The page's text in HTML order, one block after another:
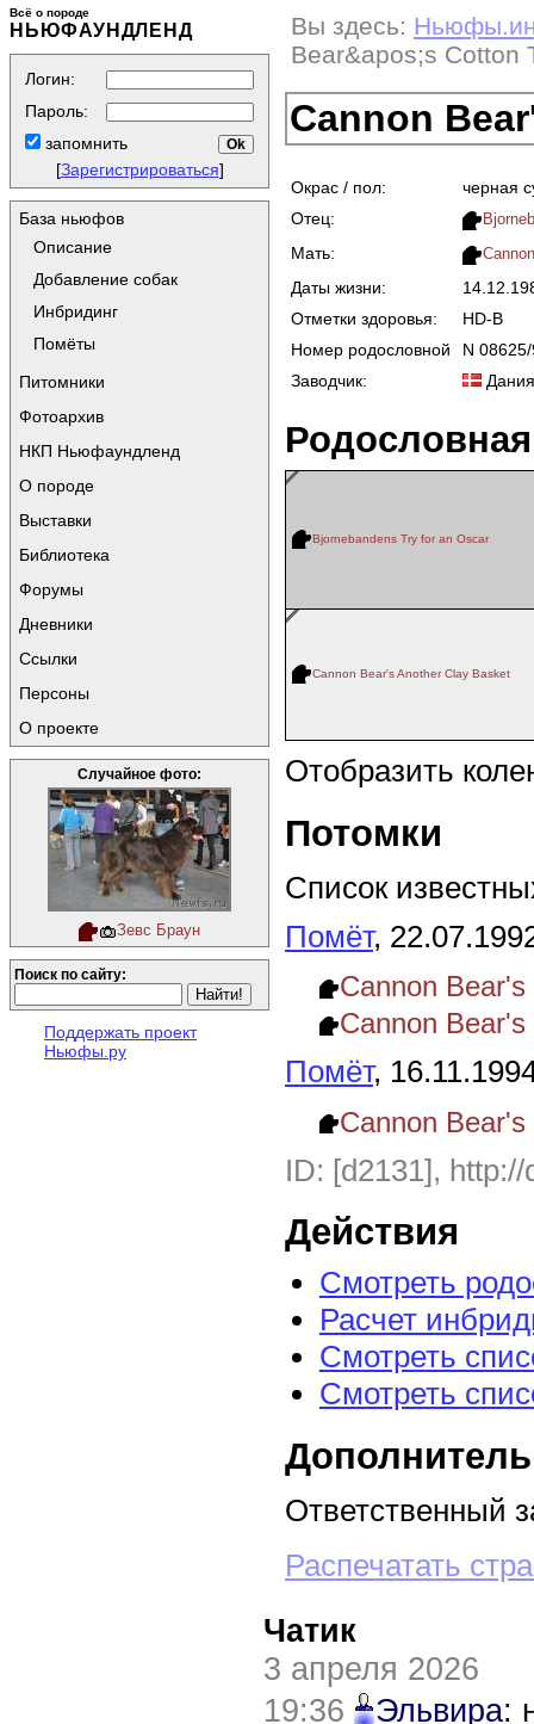
Всё о породе
НЬЮФАУНДЛЕНД
Логин:
Пароль:
запомнить
[Зарегистрироваться]
База ньюфов
Описание
Добавление собак
Инбридинг
Помёты
Питомники
Фотоархив
НКП Ньюфаундленд
О породе
Выставки
Библиотека
Форумы
Дневники
Ссылки
Персоны
О проекте
Случайное фото:
Зевс Браун
Поиск по сайту:
Поддержать проект
Ньюфы.ру
Вы здесь:
Bear&apos;s Cotton
Cannon
Окрас / пол:
черная
Отец:
Мать:
Даты жизни:
Отметки здоровья:
HD-B
Номер родословной
N
Заводчик:
Дания
Родословная
Bjornebandens Try for an Oscar
Cannon Bear's Another Clay Basket
Отобразить
Потомки
Список
Помёт,
Cannon
Cannon
Помёт,
Cannon
ID: [d2131],
Действия
Смотреть
Расчет
Смотреть
Смотреть
Ответственный
Распечатать
Чатик
3 апреля 2026
19:36
Эльвира: